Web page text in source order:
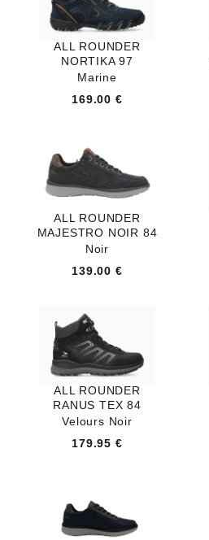
ALL ROUNDER
NORTIKA 97
Marine
169.00 €
ALL ROUNDER
MAJESTRO NOIR 84
Noir
139.00 €
ALL ROUNDER
RANUS TEX 84
Velours Noir
179.95 €